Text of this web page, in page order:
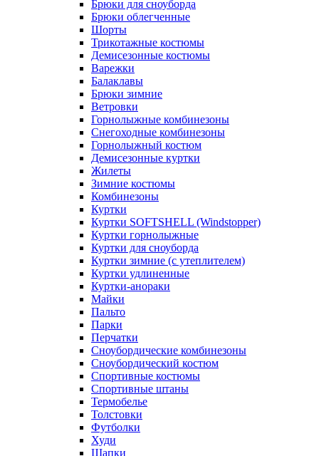
Брюки для сноуборда
Брюки облегченные
Шорты
Трикотажные костюмы
Демисезонные костюмы
Варежки
Балаклавы
Брюки зимние
Ветровки
Горнолыжные комбинезоны
Снегоходные комбинезоны
Горнолыжный костюм
Демисезонные куртки
Жилеты
Зимние костюмы
Комбинезоны
Куртки
Куртки SOFTSHELL (Windstopper)
Куртки горнолыжные
Куртки для сноуборда
Куртки зимние (с утеплителем)
Куртки удлиненные
Куртки-анораки
Майки
Пальто
Парки
Перчатки
Сноубордические комбинезоны
Сноубордический костюм
Спортивные костюмы
Спортивные штаны
Термобелье
Толстовки
Футболки
Худи
Шапки